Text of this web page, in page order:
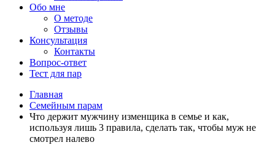
Обо мне
О методе
Отзывы
Консультация
Контакты
Вопрос-ответ
Тест для пар
Главная
Семейным парам
Что держит мужчину изменщика в семье и как,
используя лишь 3 правила, сделать так, чтобы муж не
смотрел налево